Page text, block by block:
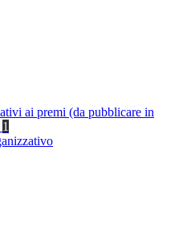
ai premi (da pubblicare in
1